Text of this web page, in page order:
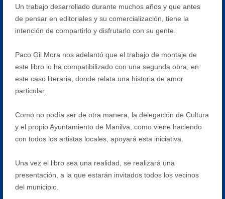
Un trabajo desarrollado durante muchos años y que antes
de pensar en editoriales y su comercialización, tiene la
intención de compartirlo y disfrutarlo con su gente.
Paco Gil Mora nos adelantó que el trabajo de montaje de
este libro lo ha compatibilizado con una segunda obra, en
este caso literaria, donde relata una historia de amor
particular.
Como no podía ser de otra manera, la delegación de Cultura
y el propio Ayuntamiento de Manilva, como viene haciendo
con todos los artistas locales, apoyará esta iniciativa.
Una vez el libro sea una realidad, se realizará una
presentación, a la que estarán invitados todos los vecinos
del municipio.